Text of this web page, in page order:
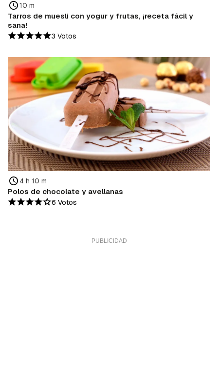
10 m
Tarros de muesli con yogur y frutas, ¡receta fácil y
sana!
3 Votos
4 h 10 m
Polos de chocolate y avellanas
6 Votos